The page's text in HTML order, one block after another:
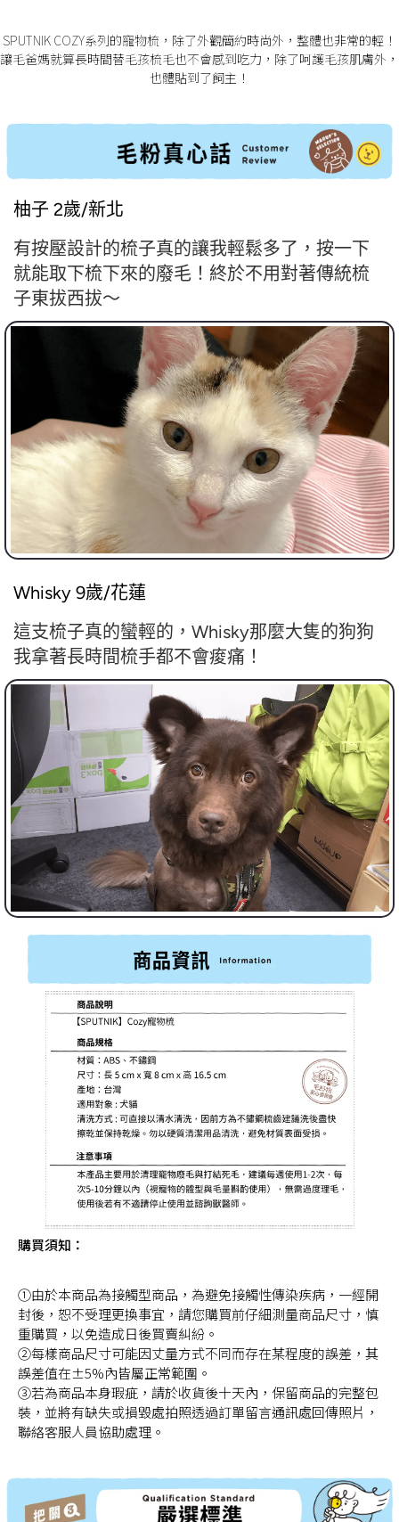
SPUTNIK COZY系列的寵物梳，除了外觀簡約時尚外，整體也非常的輕！
讓毛爸媽就算長時間替毛孩梳毛也不會感到吃力，除了呵護毛孩肌膚外，
也體貼到了飼主！
柚子 2歲/新北
有按壓設計的梳子真的讓我輕鬆多了，按一下
就能取下梳下來的廢毛！終於不用對著傳統梳
子東拔西拔～
Whisky 9歲/花蓮
這支梳子真的蠻輕的，Whisky那麼大隻的狗狗
我拿著長時間梳手都不會痠痛！
購買須知：
①由於本商品為接觸型商品，為避免接觸性傳染疾病，一經開
封後，恕不受理更換事宜，請您購買前仔細測量商品尺寸，慎
重購買，以免造成日後買賣糾紛。
②每樣商品尺寸可能因丈量方式不同而存在某程度的誤差，其
誤差值在±5%內皆屬正常範圍。
③若為商品本身瑕疵，請於收貨後十天內，保留商品的完整包
裝，並將有缺失或損毀處拍照透過訂單留言通訊處回傳照片，
聯絡客服人員協助處理。